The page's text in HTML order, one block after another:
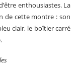
enthousiastes. La
de cette montre : son
clair, le boîtier carré